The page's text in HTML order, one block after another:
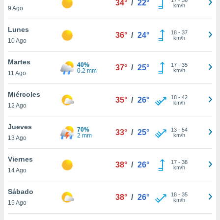
más
nuestra
y
de
disponible
cookies
aceptar
9 Ago
34° / 22°
km/h
Lunes
10 Ago
36° / 24° 18- 37
km/h
Martes
11 Ago
40%
0.2 mm
37° / 25° 17- 35
km/h
Miércoles
12 Ago
35° / 26° 18- 42
km/h
Jueves
13 Ago
70%
2 mm
33° / 25° 13- 54
km/h
Viernes
14 Ago
38° / 26° 17- 38
km/h
Sábado
15 Ago
38° / 26° 18- 35
km/h